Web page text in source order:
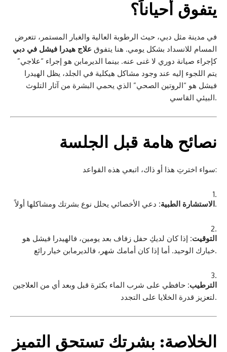
يتفوق أحياناً؟
في مدينة مثل دبي، حيث الرطوبة العالية والغبار المستمر، تتعرض
المسام للانسداد بشكل يومي. هنا يتفوق علاج هيدرا فيشل في دبي
كإجراء صيانة دوري لا غنى عنه. بينما الديرمابن هو إجراء “علاجي”
يتم اللجوء إليه عند وجود مشاكل هيكلية في الجلد، يظل الهيدرا
فيشل هو “الروتين الصحي” الذي يحمي البشرة من آثار التلوث
البيئي القاسي.
نصائح هامة قبل الجلسة
سواء اخترتِ هذا أو ذاك، اتبعي هذه القواعد:
الاستشارة الطبية:دعي الأخصائي يحلل نوع بشرتك ومشاكلها أولاً.
التوقيت: إذا كان لديكِ حفل زفاف بعد يومين، فالهيدرا فيشل هو
خيارك الوحيد. أما إذا كان أمامك شهر، فالديرمابن خيار رائع.
الترطيب: حافظي على شرب الماء بكثرة قبل وبعد أي من العلاجين
لتعزيز قدرة الخلايا على التجدد.
الخلاصة: بشرتك تستحق التميز